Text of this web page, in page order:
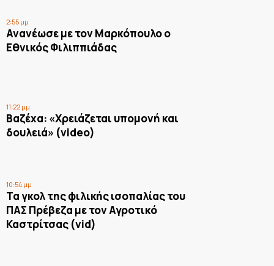
2:55 μμ
Ανανέωσε με τον Μαρκόπουλο ο
Εθνικός Φιλιππιάδας
11:22 μμ
Βαζέχα: «Χρειάζεται υπομονή και
δουλειά» (video)
10:54 μμ
Τα γκολ της φιλικής ισοπαλίας του
ΠΑΣ Πρέβεζα με τον Αγροτικό
Καστρίτσας (vid)